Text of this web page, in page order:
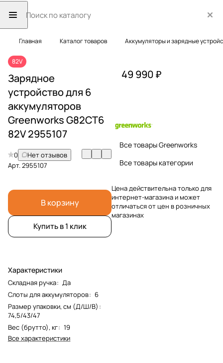
Главная Каталог товаров Аккумуляторы и зарядные
82V
Зарядное
устройство для 6
аккумуляторов
Greenworks G82CT6
82V 2955107
0
Нет отзывов
Арт.2955107
В корзину
Купить в 1 клик
Характеристики
Складная ручка: Да
Слоты для аккумуляторов: 6
Размер упаковки, см (Д/Ш/В) :
74,5/43/47
Вес (брутто), кг: 19
Все характеристики
49 990 ₽
Все товары Greenworks
Все товары категории
Цена действительна только для
интернет-магазина и может
отличаться от цен в розничных
магазинах